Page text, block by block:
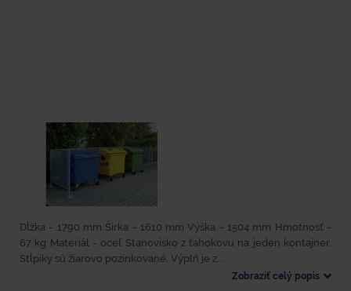
Dĺžka - 1790 mm Šírka - 1610 mm Výška - 1504 mm Hmotnosť -
67 kg Materiál - oceľ Stanovisko z ťahokovu na jeden kontajner.
Stĺpiky sú žiarovo pozinkované. Výplň je z...
Zobraziť celý popis